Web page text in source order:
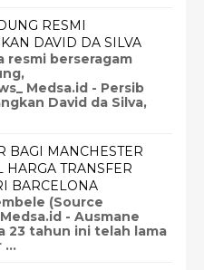
RESMI
DAVID DA SILVA
resmi berseragam
Medsa.id - Persib
David da Silva,
BAGI MANCHESTER
HARGA TRANSFER
BARCELONA
(Source
- Ausmane
23 tahun ini telah lama
...